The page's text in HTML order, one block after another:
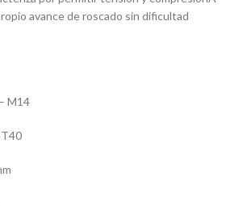
avance de roscado sin dificultad
M14